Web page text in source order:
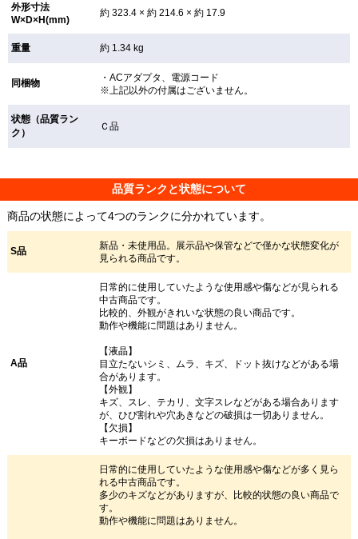
外形寸法
W×D×H(mm)
約 323.4 × 約 214.6 × 約 17.9
重量 約 1.34 kg
同梱物
・ACアダプタ、電源コード
※上記以外の付属はございません。
状態（品質ラン
ク）
Ｃ品
品質ランクと状態について
商品の状態によって4つのランクに分かれています。
S品
新品・未使用品。展示品や保管などで僅かな状態変化が
見られる商品です。
A品
日常的に使用していたような使用感や傷などが見られる
中古商品です。
比較的、外観がきれいな状態の良い商品です。
動作や機能に問題はありません。
【液晶】
目立たないシミ、ムラ、キズ、ドット抜けなどがある場
合があります。
【外観】
キズ、スレ、テカリ、文字スレなどがある場合あります
が、ひび割れや穴あきなどの破損は一切ありません。
【欠損】
キーボードなどの欠損はありません。
日常的に使用していたような使用感や傷などが多く見ら
れる中古商品です。
多少のキズなどがありますが、比較的状態の良い商品で
す。
動作や機能に問題はありません。